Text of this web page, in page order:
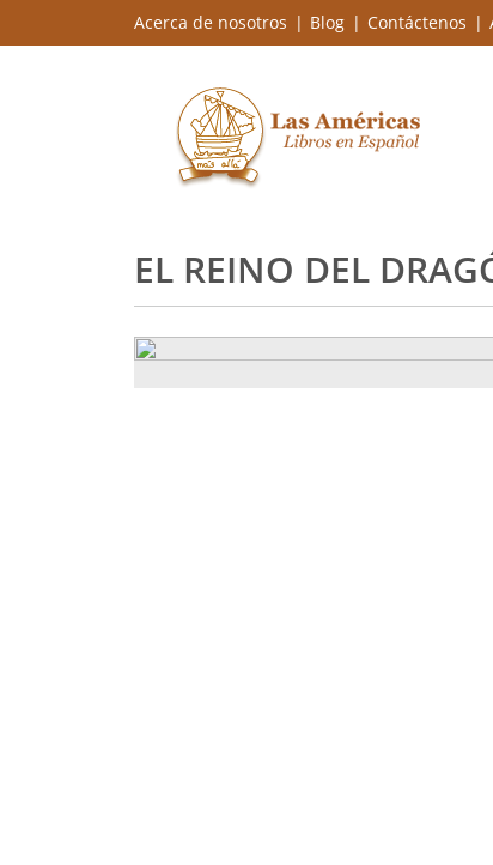
Acerca de nosotros Blog Contáctenos
EL REINO DEL